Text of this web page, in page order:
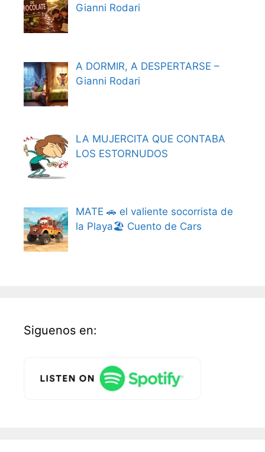
Gianni Rodari
A DORMIR, A DESPERTARSE –
Gianni Rodari
LA MUJERCITA QUE CONTABA
LOS ESTORNUDOS
MATE 🚗 el valiente socorrista de
la Playa🏖️ Cuento de Cars
Siguenos en: